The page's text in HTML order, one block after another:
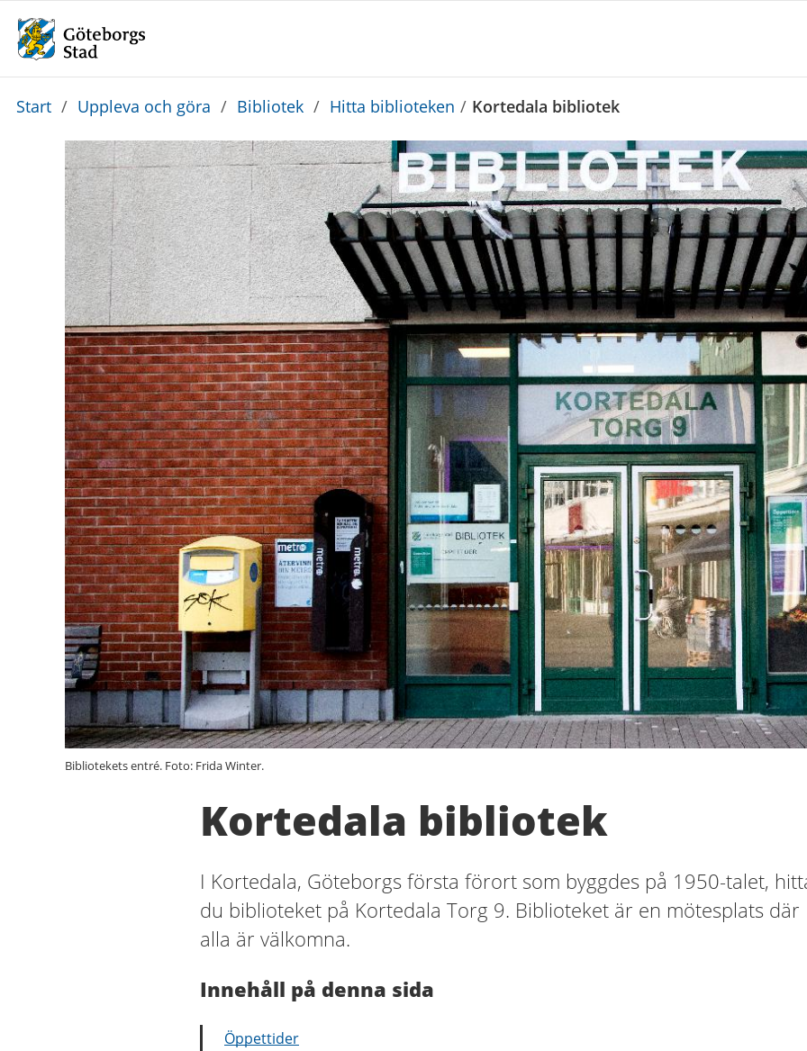
Du
Start / Uppleva och göra / Bibliotek / Hitta biblioteken / Kortedala bibliotek
Bibliotekets entré. Foto: Frida Winter.
Kortedala bibliotek
I Kortedala, Göteborgs första förort som byggdes på 1950-talet,
du biblioteket på Kortedala Torg 9. Biblioteket är en mötesplats där
alla är välkomna.
Innehåll på denna sida
Öppettider